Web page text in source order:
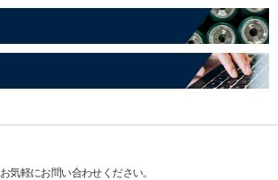
お気軽にお問い合わせください。